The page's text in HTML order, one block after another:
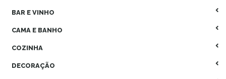
BAR E VINHO
CAMA E BANHO
COZINHA
DECORAÇÃO